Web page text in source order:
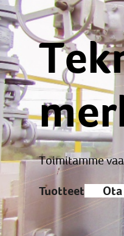
Toimitamme
Tuotteet